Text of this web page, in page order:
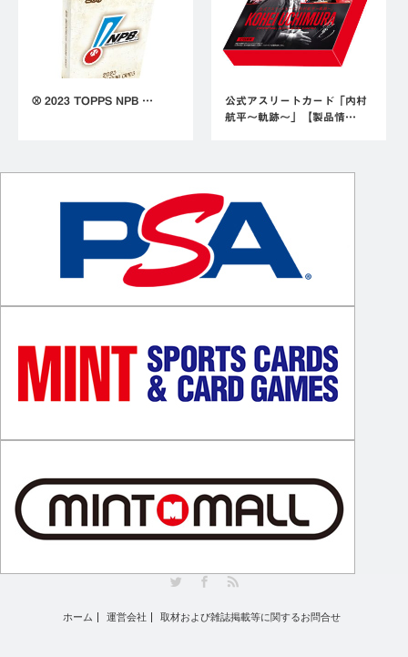
⚾ 2023 TOPPS NPB …
公式アスリートカード「内村
航平～軌跡～」【製品情…
ホーム 運営会社 取材および雑誌掲載等に関するお問合せ